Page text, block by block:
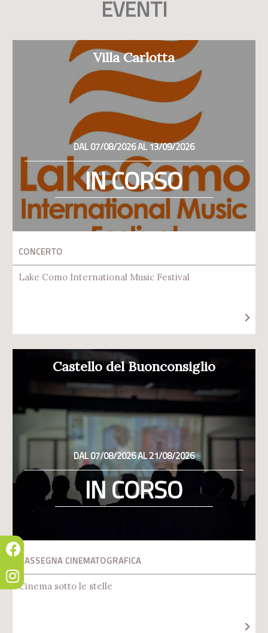
EVENTI
Villa Carlotta
DAL 07/08/2026 AL 13/09/2026
IN CORSO
CONCERTO
Lake Como International Music Festival
Castello del Buonconsiglio
DAL 07/08/2026 AL 21/08/2026
IN CORSO
RASSEGNA CINEMATOGRAFICA
Cinema sotto le stelle